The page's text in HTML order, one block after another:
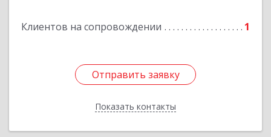
Клиентов на сопровождении 1
Отправить заявку
Показать контакты
Отправить заявку
Назад